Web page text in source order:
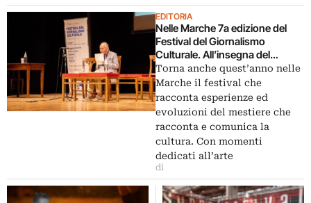
EDITORIA
Nelle Marche 7a edizione del
Festival del Giornalismo
Culturale. All’insegna del
viaggio
Torna anche quest’anno nelle
Marche il festival che
racconta esperienze ed
evoluzioni del mestiere che
racconta e comunica la
cultura. Con momenti
dedicati all’arte
di